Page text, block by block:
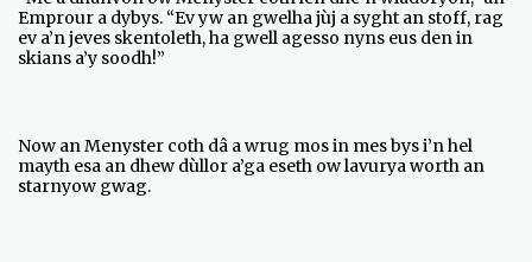
Emprour a dybys. “Ev yw an gwelha jùj a syght an stoff, rag
ev a’n jeves skentoleth, ha gwell agesso nyns eus den in
skians a’y soodh!”
Now an Menyster coth dâ a wrug mos in mes bys i’n hel
mayth esa an dhew dùllor a’ga eseth ow lavurya worth an
starnyow gwag.